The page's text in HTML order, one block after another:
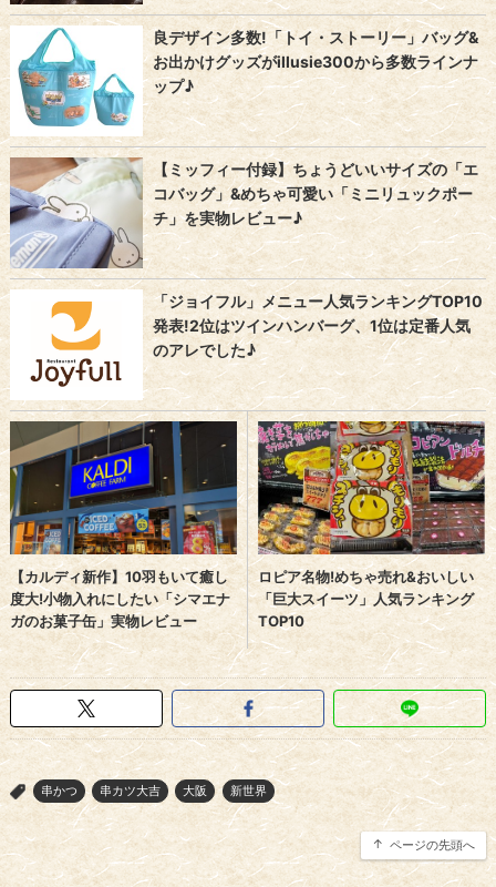
> 串かつ 串カツ大吉 大阪 新世界
ページの先頭へ